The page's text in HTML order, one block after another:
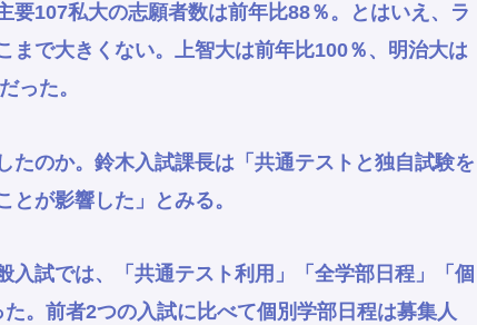
要107私大の志願者数は前年比88％。とはいえ、ラ
まで大きくない。上智大は前年比100％、明治大は
った。
たのか。鈴木入試課長は「共通テストと独自試験を
とが影響した」とみる。
入試では、「共通テスト利用」「全学部日程」「個
。前者2つの入試に比べて個別学部日程は募集人